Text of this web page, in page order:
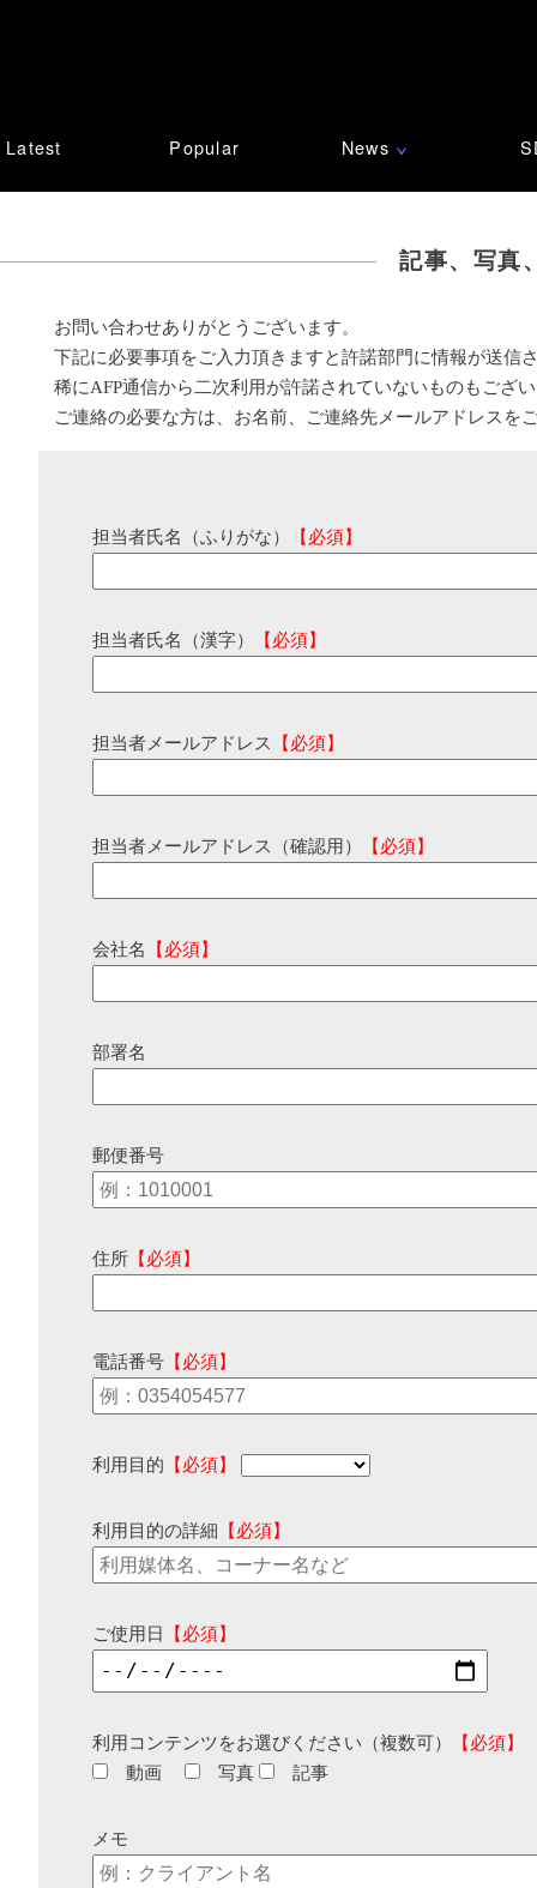
Latest Popular News ∨
記事、写真
お問い合わせありがとうございます。
下記に必要事項をご入力頂きますと許諾部門に情報が送信
稀にAFP通信から二次利用が許諾されていないものもござ
ご連絡の必要な方は、お名前、ご連絡先メールアドレスを
担当者氏名（ふりがな） 【必須】
担当者氏名（漢字） 【必須】
担当者メールアドレス 【必須】
担当者メールアドレス（確認用） 【必須】
会社名 【必須】
部署名
郵便番号
住所 【必須】
電話番号 【必須】
利用目的 【必須】
利用目的の詳細 【必須】
ご使用日 【必須】
利用コンテンツをお選びください（複数可）
【必須】
動画
写真 記事
メモ